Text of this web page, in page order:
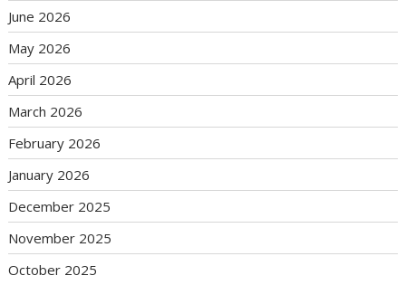
June 2026
May 2026
April 2026
March 2026
February 2026
January 2026
December 2025
November 2025
October 2025